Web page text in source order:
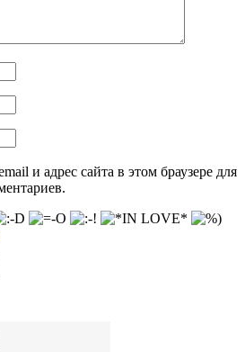
и адрес сайта в этом браузере для